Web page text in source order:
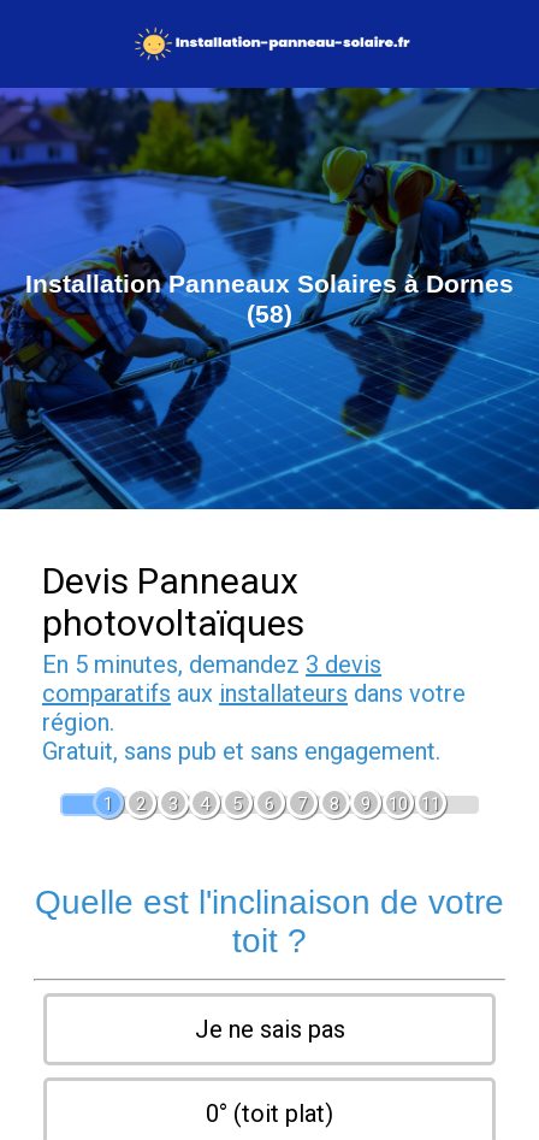
Installation Panneaux Solaires à Dornes
(58)
Devis Panneaux
photovoltaïques
En 5 minutes, demandez 3 devis
comparatifs aux installateurs dans votre
région.
Gratuit, sans pub et sans engagement.
1 2 3 4 5 6 7 8 9 10 11
Quelle est l'inclinaison de votre
toit ?
Je ne sais pas
0° (toit plat)